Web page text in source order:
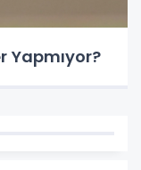
Yapmıyor?